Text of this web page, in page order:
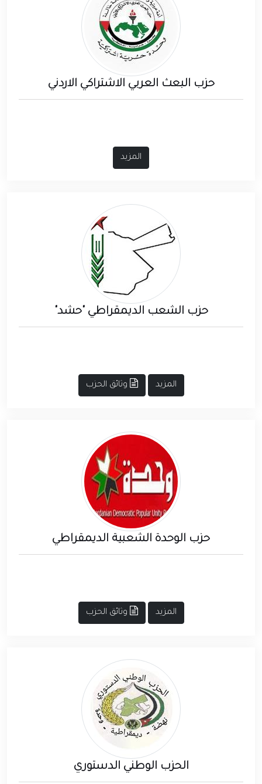
حزب البعث العربي الاشتراكي الاردني
المزيد
حزب الشعب الديمقراطي "حشد"
المزيد وثائق الحزب
حزب الوحدة الشعبية الديمقراطي
المزيد وثائق الحزب
الحزب الوطني الدستوري